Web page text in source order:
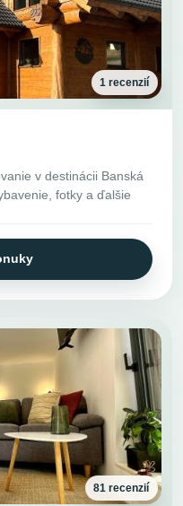
1 recenzií
v destinácii Banská
fotky a ďalšie
81 recenzií